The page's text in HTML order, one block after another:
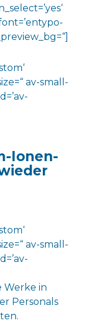
av-small-
Ionen-
av-small-
Werke in
Personals